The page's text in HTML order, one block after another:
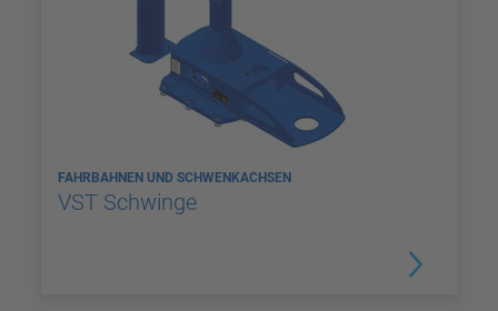
FAHRBAHNEN UND SCHWENKACHSEN
VST Schwinge